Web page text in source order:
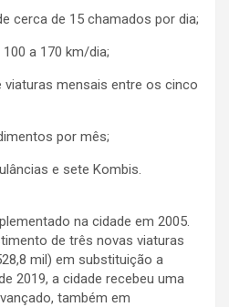
cerca de 15 chamados por dia;
a 170 km/dia;
viaturas mensais entre os cinco
por mês;
e sete Kombis.
na cidade em 2005.
de três novas viaturas
mil) em substituição a
2019, a cidade recebeu uma
também em